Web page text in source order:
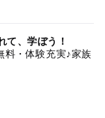
て、学ぼう！
料・体験充実♪家族